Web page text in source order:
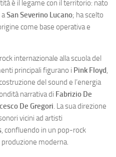
è il legame con il territorio: nato
aSan Severino Lucano; ha scelto
come base operativa e
internazionale alla scuola del
principali figurano i Pink Floyd,
del sound e l’energia
narrativa di Fabrizio De
De Gregori. La sua direzione
vicini ad artisti
, confluendo in un pop-rock
produzione moderna.